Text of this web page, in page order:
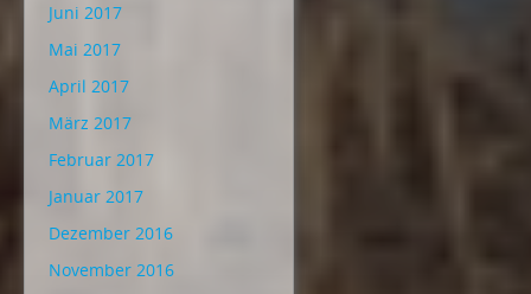
Juni 2017
Mai 2017
April 2017
März 2017
Februar 2017
Januar 2017
Dezember 2016
November 2016